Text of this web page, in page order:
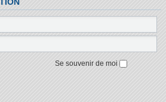
Se souvenir de moi